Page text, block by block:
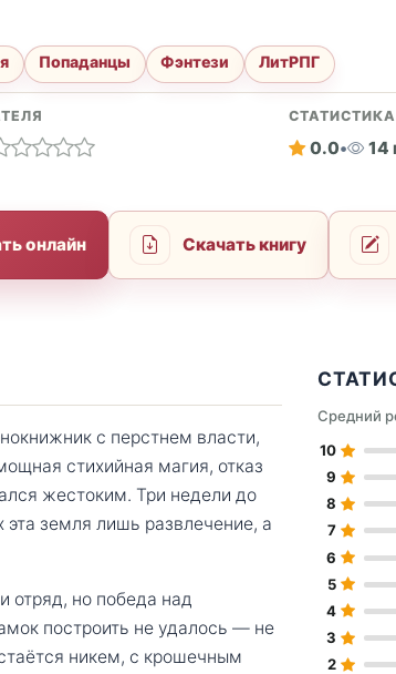
Попаданцы Фэнтези ЛитРПГ
СТАТИСТИКА
0.0• 14
онлайн Скачать книгу
с перстнем власти,
стихийная магия, отказ
жестоким. Три недели до
земля лишь развлечение, а
отряд, но победа над
построить не удалось — не
никем, с крошечным
Средний
10
9
8
7
6
5
4
3
2